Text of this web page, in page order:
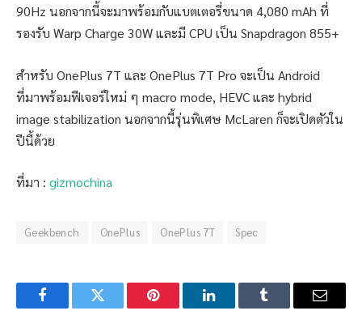
90Hz นอกจากนี้จะมาพร้อมกับแบตเตอรี่ขนาด 4,080 mAh ที่
รองรับ Warp Charge 30W และมี CPU เป็น Snapdragon 855+
สำหรับ OnePlus 7T และ OnePlus 7T Pro จะเป็น Android
ที่มาพร้อมฟีเจอร์ใหม่ ๆ macro mode, HEVC และ hybrid
image stabilization นอกจากนี้รุ่นพิเศษ McLaren ก็จะเปิดตัวใน
ปีนี้ด้วย
ที่มา : gizmochina
Geekbench OnePlus OnePlus 7T Spec
FacebookTwitter Pinterest LinkedInTumblr Email